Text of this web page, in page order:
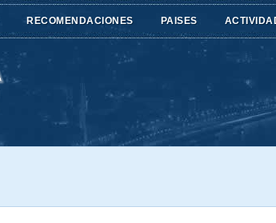
RECOMENDACIONES PAISES